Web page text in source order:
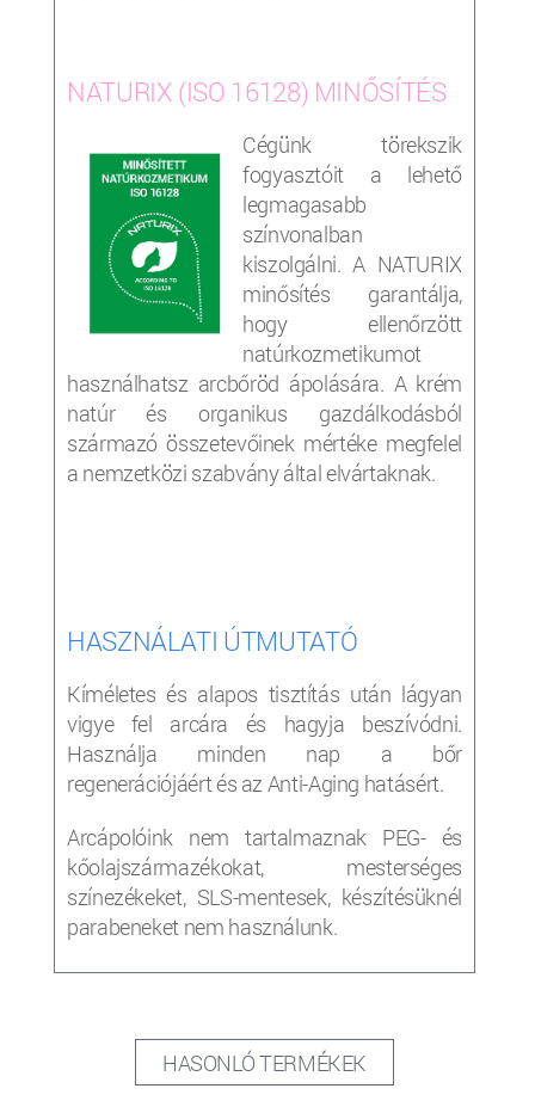
NATURIX (ISO 16128) MINŐSÍTÉS
Cégünk törekszik
fogyasztóit a lehető
legmagasabb
színvonalban
kiszolgálni. A NATURIX
minősítés garantálja,
hogy ellenőrzött
natúrkozmetikumot
használhatsz arcbőröd ápolására. A krém
natúr és organikus gazdálkodásból
származó összetevőinek mértéke megfelel
a nemzetközi szabvány által elvártaknak.
HASZNÁLATI ÚTMUTATÓ
Kíméletes és alapos tisztítás után lágyan
vigye fel arcára és hagyja beszívódni.
Használja minden nap a bőr
regenerációjáért és az Anti-Aging hatásért.
Arcápolóink nem tartalmaznak PEG- és
kőolajszármazékokat, mesterséges
színezékeket, SLS-mentesek, készítésüknél
parabeneket nem használunk.
HASONLÓ TERMÉKEK